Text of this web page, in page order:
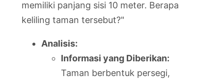
memiliki panjang sisi 10 meter. Berapa
keliling taman tersebut?"
Analisis:
Informasi yang Diberikan:
Taman berbentuk persegi,